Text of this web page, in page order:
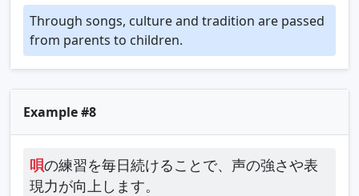
Through songs, culture and tradition are passed
from parents to children.
Example #8
唄の練習を毎日続けることで、声の強さや表
現力が向上します。